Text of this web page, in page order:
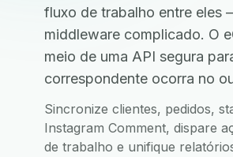
fluxo de trabalho entre eles
middleware complicado. O
meio de uma API segura
correspondente ocorra no
Sincronize clientes, pedidos,
Instagram Comment, dispare
de trabalho e unifique